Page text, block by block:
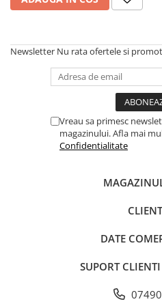
Suruburi, dibluri si accesorii
prindere
Mufe si conectori irigare
Pavaje si borduri
Programatoare stropire
Termometre Meteo
Umbrele si pavilioane gradina
Solutii pentru suprafetele din
Solutii specializate
Solutii profesionale pentru
Solutii professionale pentru
spalatorii auto
Newsletter Nu rata ofertele si
Vreau sa primesc
magazinului. Afla mai
Confidentialitate
DATE
SUPORT CLIENTI